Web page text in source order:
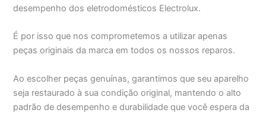
desempenho dos eletrodomésticos Electrolux.
É por isso que nos comprometemos a utilizar apenas
peças originais da marca em todos os nossos reparos.
Ao escolher peças genuínas, garantimos que seu aparelho
seja restaurado à sua condição original, mantendo o alto
padrão de desempenho e durabilidade que você espera da